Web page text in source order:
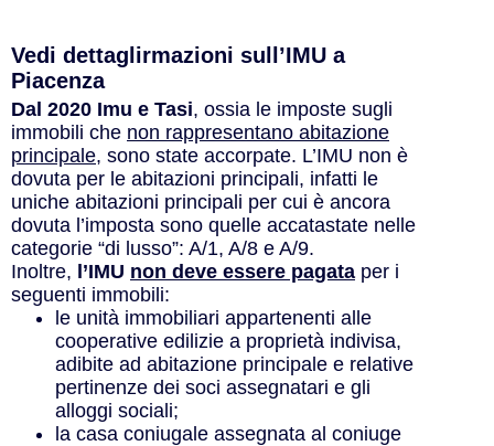
Vedi dettaglirmazioni sull’IMU a
Piacenza
Dal 2020 Imu e Tasi, ossia le imposte sugli
immobili che non rappresentano abitazione
principale, sono state accorpate. L’IMU non è
dovuta per le abitazioni principali, infatti le
uniche abitazioni principali per cui è ancora
dovuta l’imposta sono quelle accatastate nelle
categorie “di lusso”: A/1, A/8 e A/9.
Inoltre, l’IMU non deve essere pagata per i
seguenti immobili:
le unità immobiliari appartenenti alle
cooperative edilizie a proprietà indivisa,
adibite ad abitazione principale e relative
pertinenze dei soci assegnatari e gli
alloggi sociali;
la casa coniugale assegnata al coniuge